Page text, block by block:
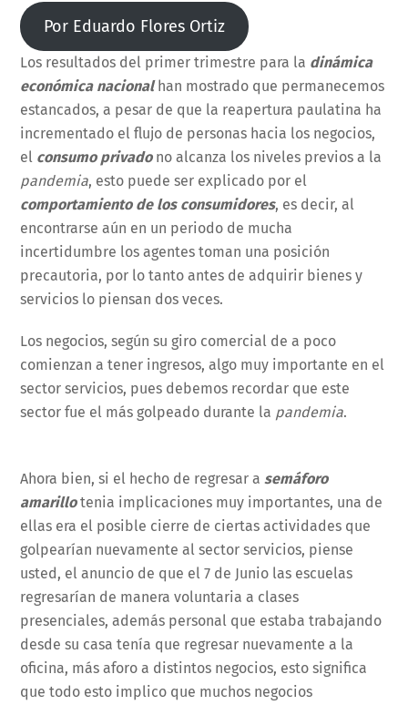
Por Eduardo Flores Ortiz
Los resultados del primer trimestre para la dinámica
económica nacionalhan mostrado que permanecemos
estancados, a pesar de que la reapertura paulatina ha
incrementado el flujo de personas hacia los negocios,
el consumo privadono alcanza los niveles previos a la
pandemia, esto puede ser explicado por el
comportamiento de los consumidores, es decir, al
encontrarse aún en un periodo de mucha
incertidumbre los agentes toman una posición
precautoria, por lo tanto antes de adquirir bienes y
servicios lo piensan dos veces.
Los negocios, según su giro comercial de a poco
comienzan a tener ingresos, algo muy importante en el
sector servicios, pues debemos recordar que este
sector fue el más golpeado durante la pandemia.
Ahora bien, si el hecho de regresar asemáforo
amarillotenia implicaciones muy importantes, una de
ellas era el posible cierre de ciertas actividades que
golpearían nuevamente al sector servicios, piense
usted, el anuncio de que el 7 de Junio las escuelas
regresarían de manera voluntaria a clases
presenciales, además personal que estaba trabajando
desde su casa tenía que regresar nuevamente a la
oficina, más aforo a distintos negocios, esto significa
que todo esto implico que muchos negocios